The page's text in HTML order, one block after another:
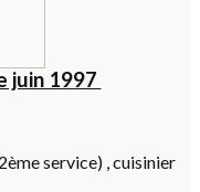
juin 1997
service) , cuisinier